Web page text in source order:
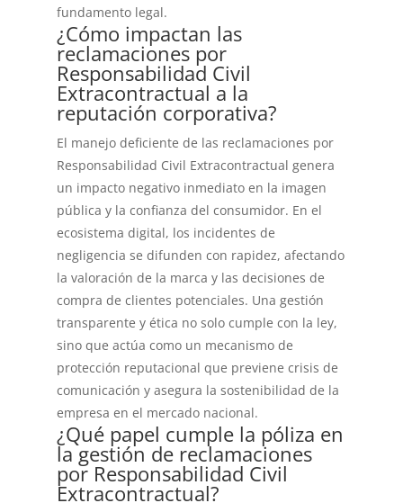
fundamento legal.
¿Cómo impactan las
reclamaciones por
Responsabilidad Civil
Extracontractual a la
reputación corporativa?
El manejo deficiente de las reclamaciones por
Responsabilidad Civil Extracontractual genera
un impacto negativo inmediato en la imagen
pública y la confianza del consumidor. En el
ecosistema digital, los incidentes de
negligencia se difunden con rapidez, afectando
la valoración de la marca y las decisiones de
compra de clientes potenciales. Una gestión
transparente y ética no solo cumple con la ley,
sino que actúa como un mecanismo de
protección reputacional que previene crisis de
comunicación y asegura la sostenibilidad de la
empresa en el mercado nacional.
¿Qué papel cumple la póliza en
la gestión de reclamaciones
por Responsabilidad Civil
Extracontractual?